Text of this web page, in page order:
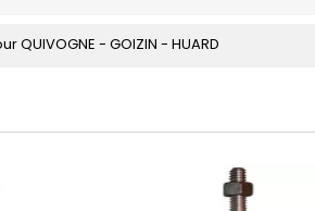
QUIVOGNE - GOIZIN - HUARD